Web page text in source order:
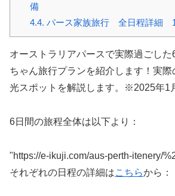
備
4.4. パース家族旅行 全日程詳細 1
オーストラリアパースで実際過ごし
ちゃん旅行プランを紹介します！実
光スポットを解説します。※2025年1
6日間の旅程全体は以下より：
"https://e-ikuji.com/aus-perth-itenery/
それぞれの日程の詳細はこちらから：